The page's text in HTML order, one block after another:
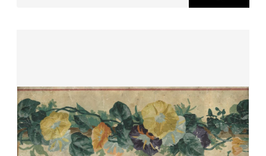
REALISIERUNGEN
AKTUELLES